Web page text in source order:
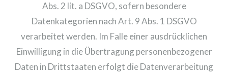
Abs. 2 lit. a DSGVO, sofern besondere
Datenkategorien nach Art. 9 Abs. 1 DSGVO
verarbeitet werden. Im Falle einer ausdrücklichen
Einwilligung in die Übertragung personenbezogener
Daten in Drittstaaten erfolgt die Datenverarbeitung